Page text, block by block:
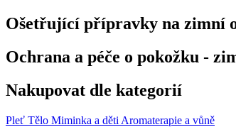
Ošetřující přípravky na zimní
Ochrana a péče o pokožku -
Nakupovat dle kategorií
Pleť Tělo Miminka a děti Aromaterapie a vůně